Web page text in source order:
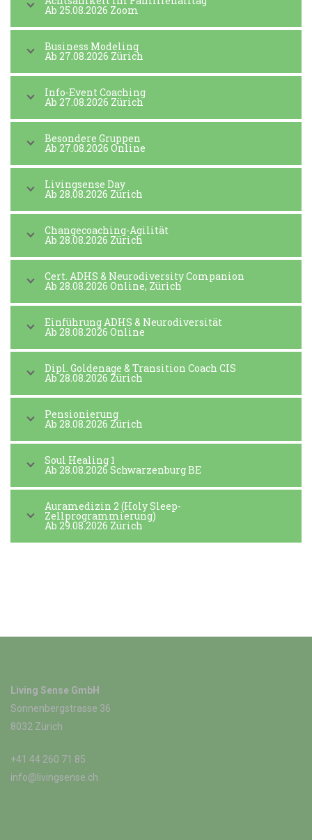
Ab 25.08.2026 Zoom
Business Modeling
Ab 27.08.2026 Zürich
Info-Event Coaching
Ab 27.08.2026 Zürich
Besondere Gruppen
Ab 27.08.2026 Online
Livingsense Day
Ab 28.08.2026 Zürich
Changecoaching-Agilität
Ab 28.08.2026 Zürich
Cert. ADHS & Neurodiversity Companion
Ab 28.08.2026 Online, Zürich
Einführung ADHS & Neurodiversität
Ab 28.08.2026 Online
Dipl. Goldenage & Transition Coach CIS
Ab 28.08.2026 Zürich
Pensionierung
Ab 28.08.2026 Zürich
Soul Healing 1
Ab 28.08.2026 Schwarzenburg BE
Auramedizin 2 (Holy Sleep-
Zellprogrammierung)
Ab 29.08.2026 Zürich
Living Sense GmbH
Sonnenbergstrasse 36
8032 Zürich
+41 44 260 71 85
info@livingsense.ch